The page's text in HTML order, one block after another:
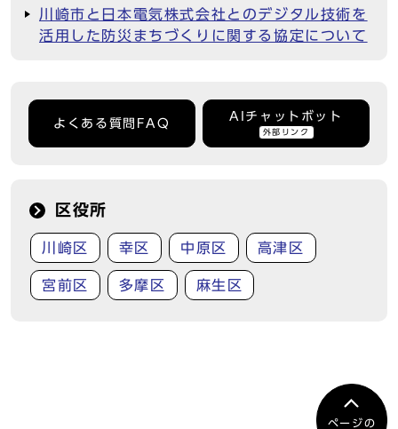
川崎市と日本電気株式会社とのデジタル技術を
活用した防災まちづくりに関する協定について
よくある質問FAQ
AIチャットボット
外部リンク
区役所
川崎区 幸区 中原区 高津区
宮前区 多摩区 麻生区
ページの